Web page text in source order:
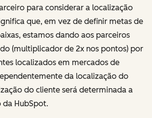
para considerar a localização
que, em vez de definir metas de
estamos dando aos parceiros
(multiplicador de 2x nos pontos) por
localizados em mercados de
da localização do
do cliente será determinada a
HubSpot.